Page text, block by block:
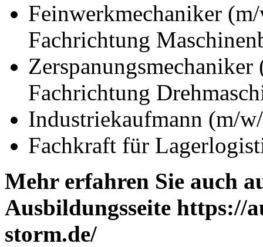
Feinwerkmechaniker
Fachrichtung
Fachrichtung
Industriekaufmann (m/
Fachkraft für
Mehr erfahren Sie auch
Ausbildungsseite https://
storm.de/